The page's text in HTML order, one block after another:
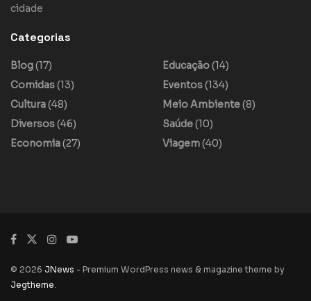
cidade
Categorias
Blog(17)
Comidas(13)
Cultura(48)
Diversos(46)
Economia(27)
Educação(14)
Eventos(134)
Meio Ambiente(8)
Saúde(10)
Viagem(40)
© 2026 JNews - Premium WordPress news & magazine theme by
Jegtheme.